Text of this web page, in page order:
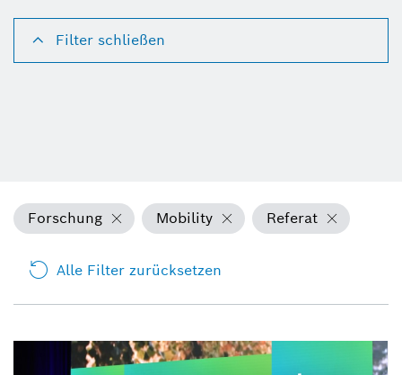
Filter schließen
Forschung Mobility Referat
Alle Filter zurücksetzen